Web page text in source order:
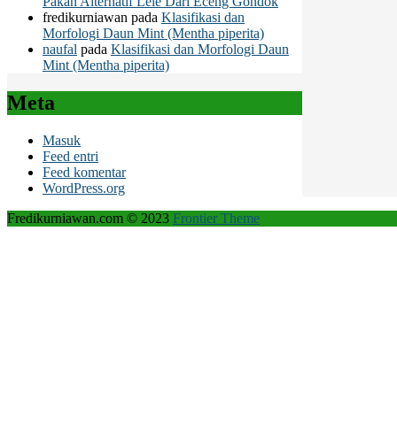
fredikurniawan pada Klasifikasi dan
Morfologi Daun Mint (Mentha piperita)
naufal pada Klasifikasi dan Morfologi Daun
Mint (Mentha piperita)
Meta
Masuk
Feed entri
Feed komentar
WordPress.org
Fredikurniawan.com © 2023 Frontier Theme